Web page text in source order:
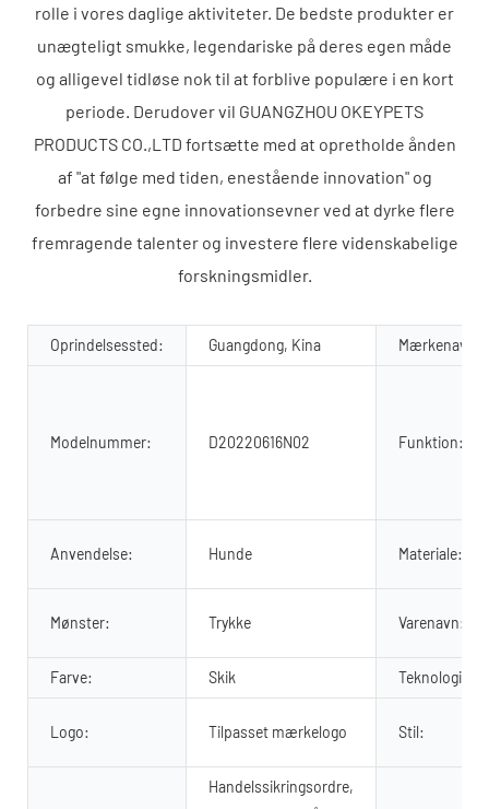
rolle i vores daglige aktiviteter. De bedste produkter er
unægteligt smukke, legendariske på deres egen måde
og alligevel tidløse nok til at forblive populære i en kort
periode. Derudover vil GUANGZHOU OKEYPETS
PRODUCTS CO.,LTD fortsætte med at opretholde ånden
af ​​"at følge med tiden, enestående innovation" og
forbedre sine egne innovationsevner ved at dyrke flere
fremragende talenter og investere flere videnskabelige
forskningsmidler.
Oprindelsessted: Guangdong, Kina Mærkenavn:
Modelnummer: D20220616N02 Funktion:
Anvendelse: Hunde Materiale:
Mønster: Trykke Varenavn:
Farve: Skik Teknologi:
Logo: Tilpasset mærkelogo Stil:
Handelssikringsordre,